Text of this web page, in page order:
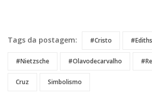
Tags da postagem: #Cristo
#Nietzsche #Olavodecarvalho
Cruz Simbolismo